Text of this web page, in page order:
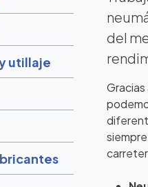
utillaje
del